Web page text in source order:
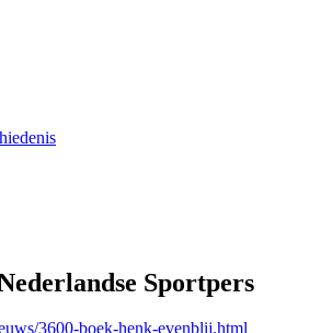
Sportpers
3600-boek-henk-evenblij.html